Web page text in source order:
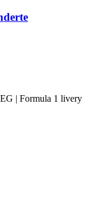
| Formula 1 livery